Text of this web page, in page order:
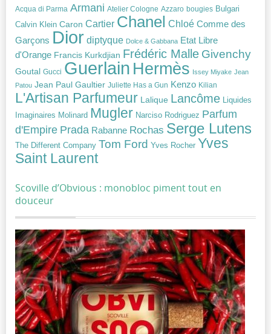
Acqua di Parma Armani Atelier Cologne Azzaro bougies Bulgari
Calvin Klein Caron Cartier Chanel Chloé Comme des
Garçons Dior diptyque Dolce & Gabbana Etat Libre
d'Orange Francis Kurkdjian Frédéric Malle Givenchy
Goutal Gucci Guerlain Hermès Issey Miyake Jean
Patou Jean Paul Gaultier Juliette Has a Gun Kenzo Kilian
L'Artisan Parfumeur Lalique Lancôme Liquides
Imaginaires Molinard Mugler Narciso Rodriguez Parfum
d'Empire Prada Rabanne Rochas Serge Lutens
The Different Company Tom Ford Yves Rocher Yves
Saint Laurent
Scoville d’Obvious : monobloc piment tout en
douceur